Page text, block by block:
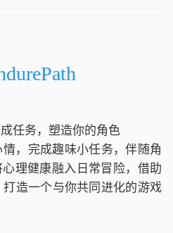
任务，塑造你的角色
，完成趣味小任务，伴随角
心理健康融入日常冒险，借助
造一个与你共同进化的游戏